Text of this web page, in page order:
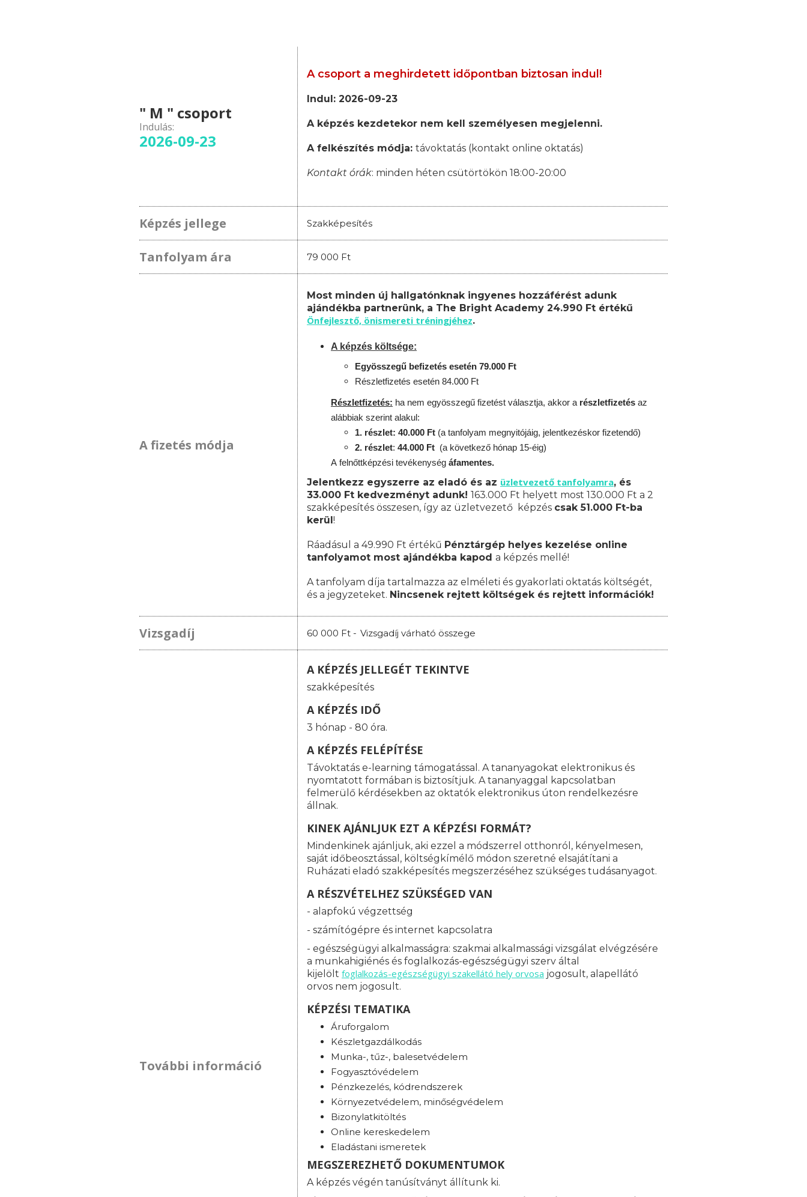
" M " csoport
Indulás:
2026-09-23
A csoport a meghirdetett időpontban biztosan indul!
Indul: 2026-09-23
A képzés kezdetekor nem kell személyesen megjelenni.
A felkészítés módja: távoktatás (kontakt online oktatás)
Kontakt órák: minden héten csütörtökön 18:00-20:00
Képzés jellege Szakképesítés
Tanfolyam ára 79 000 Ft
A fizetés módja
Most minden új hallgatónknak ingyenes hozzáférést adunk
ajándékba partnerünk, a The Bright Academy 24.990 Ft értékű
Önfejlesztő, önismereti tréningjéhez.
A képzés költsége:
Egyösszegű befizetés esetén 79.000 Ft
Részletfizetés esetén 84.000 Ft
Részletfizetés: ha nem egyösszegű fizetést választja, akkor a részletfizetés az
alábbiak szerint alakul:
1. részlet: 40.000 Ft (a tanfolyam megnyitójáig, jelentkezéskor fizetendő)
2. részlet: 44.000 Ft (a következő hónap 15-éig)
A felnőttképzési tevékenység áfamentes.
Jelentkezz egyszerre az eladó és az üzletvezető tanfolyamra, és
33.000 Ft kedvezményt adunk! 163.000 Ft helyett most 130.000 Ft a 2
szakképesítés összesen, így az üzletvezető képzés csak 51.000 Ft-ba
kerül !
Ráadásul a 49.990 Ft értékű Pénztárgép helyes kezelése online
tanfolyamot most ajándékba kapod a képzés mellé!
A tanfolyam díja tartalmazza az elméleti és gyakorlati oktatás költségét,
és a jegyzeteket. Nincsenek rejtett költségek és rejtett információk!
Vizsgadíj 60 000 Ft - Vizsgadíj várható összege
További információ
A KÉPZÉS JELLEGÉT TEKINTVE
szakképesítés
A KÉPZÉS IDŐ
3 hónap - 80 óra.
A KÉPZÉS FELÉPÍTÉSE
Távoktatás e-learning támogatással. A tananyagokat elektronikus és
nyomtatott formában is biztosítjuk. A tananyaggal kapcsolatban
felmerülő kérdésekben az oktatók elektronikus úton rendelkezésre
állnak.
KINEK AJÁNLJUK EZT A KÉPZÉSI FORMÁT?
Mindenkinek ajánljuk, aki ezzel a módszerrel otthonról, kényelmesen,
saját időbeosztással, költségkímélő módon szeretné elsajátítani a
Ruházati eladó szakképesítés megszerzéséhez szükséges tudásanyagot.
A RÉSZVÉTELHEZ SZÜKSÉGED VAN
- alapfokú végzettség
- számítógépre és internet kapcsolatra
- egészségügyi alkalmasságra: szakmai alkalmassági vizsgálat elvégzésére
a munkahigiénés és foglalkozás-egészségügyi szerv által
kijelölt foglalkozás-egészségügyi szakellátó hely orvosa jogosult, alapellátó
orvos nem jogosult.
KÉPZÉSI TEMATIKA
Áruforgalom
Készletgazdálkodás
Munka-, tűz-, balesetvédelem
Fogyasztóvédelem
Pénzkezelés, kódrendszerek
Környezetvédelem, minőségvédelem
Bizonylatkitöltés
Online kereskedelem
Eladástani ismeretek
MEGSZEREZHETŐ DOKUMENTUMOK
A képzés végén tanúsítványt állítunk ki.